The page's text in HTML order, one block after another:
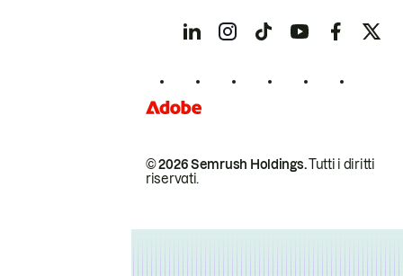
© 2026 Semrush Holdings.Tutti i diritti
riservati.